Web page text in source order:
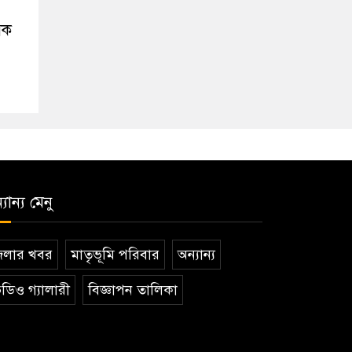
মেনু
খবর মাতৃভূমি পরিবার অন্যান্য
গ্যালারী বিজ্ঞাপন তালিকা